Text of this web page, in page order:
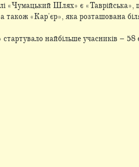
«Чумацький Шлях» є «Таврійська»,
також «Кар'єр», яка розташована
найбільше учасників – 58